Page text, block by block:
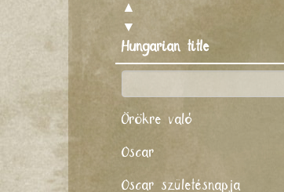
▲
▼
Hungarian title
Örökre való
Oscar
Oscar születésnapja